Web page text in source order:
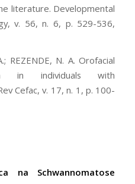
literature. Developmental
v. 56, n. 6, p. 529-536,
REZENDE, N. A. Orofacial
in individuals with
Cefac, v. 17, n. 1, p. 100-
na Schwannomatose